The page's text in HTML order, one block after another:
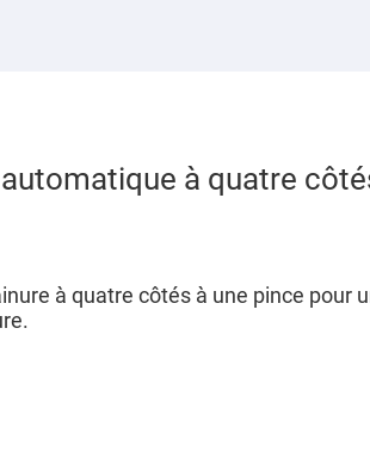
à quatre
à quatre côtés à une pince pour